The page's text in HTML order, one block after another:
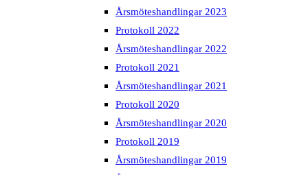
Årsmöteshandlingar 2023
Protokoll 2022
Årsmöteshandlingar 2022
Protokoll 2021
Årsmöteshandlingar 2021
Protokoll 2020
Årsmöteshandlingar 2020
Protokoll 2019
Årsmöteshandlingar 2019